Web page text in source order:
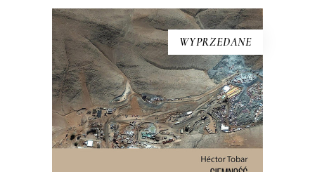
WYPRZEDANE
[EBOOK] Hector Tobar –
CIEMNOŚĆ
Kiedy na pustyni Atakama zawaliło się
wnętrze góry podziurawionej
górniczymi korytarzami, 625 metrów
pod ziemią, w ciemności, wilgoci, bez